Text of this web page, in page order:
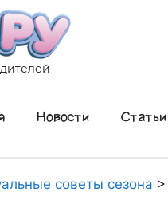
Новости Статьи
советы сезона >